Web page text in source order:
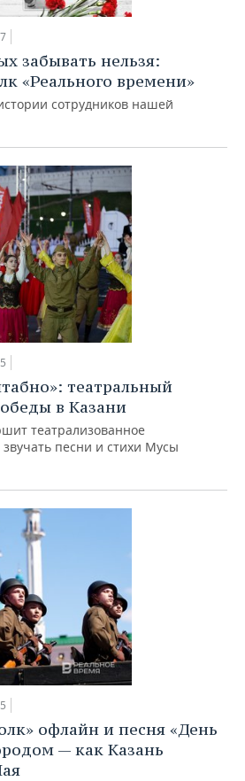
забывать нельзя:
«Реального времени»
сотрудников нашей
театральный
в Казани
театрализованное
звучать песни и стихи Мусы
офлайн и песня «День
— как Казань